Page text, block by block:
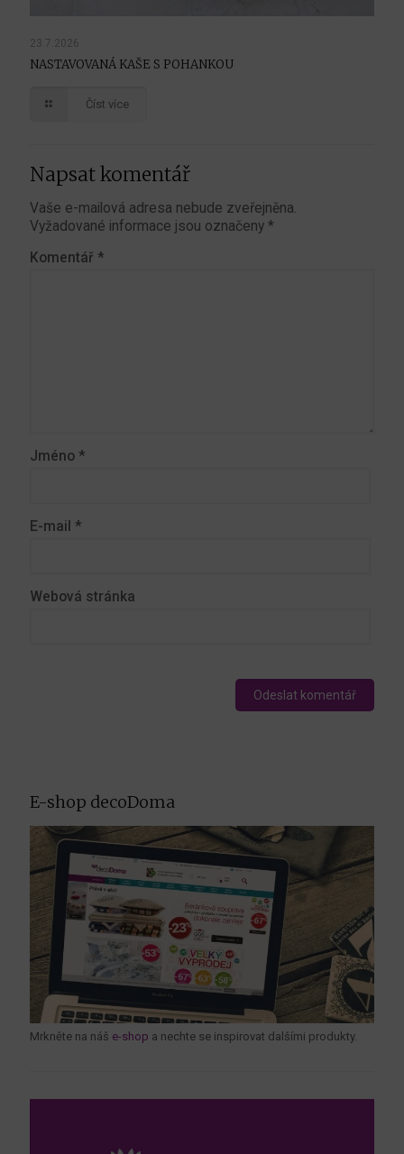
23.7.2026
NASTAVOVANÁ KAŠE S POHANKOU
Číst více
Napsat komentář
Vaše e-mailová adresa nebude zveřejněna.
Vyžadované informace jsou označeny *
Komentář *
Jméno *
E-mail *
Webová stránka
E-shop decoDoma
Mrkněte na náš e-shop a nechte se inspirovat dalšími produkty.